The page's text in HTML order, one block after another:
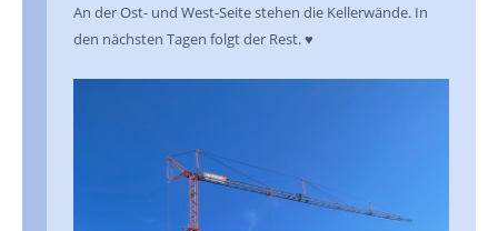
An der Ost- und West-Seite ste­hen die Kel­ler­wän­de. In
den nächs­ten Tagen folgt der Rest. ♥